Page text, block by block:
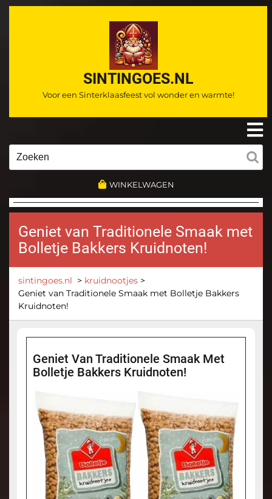
Ga
SINTINGOES.NL
Voor een Sinterklaasfeest vol wonder en warmte!
WINKELWAGEN
Geniet van Traditionele Smaak met
Bolletje Bakkers Kruidnoten!
sintingoes.nl > kruidnootjes >
Geniet van Traditionele Smaak met Bolletje Bakkers
Kruidnoten!
Geniet Van Traditionele Smaak Met
Bolletje Bakkers Kruidnoten!